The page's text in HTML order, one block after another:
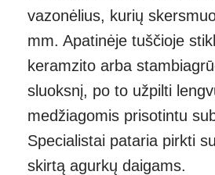
vazonėlius, kurių
mm. Apatinėje tuščioje
keramzito arba
sluoksnį, po to užpilti
medžiagomis prisotintu
Specialistai pataria pirkti
skirtą agurkų daigams.